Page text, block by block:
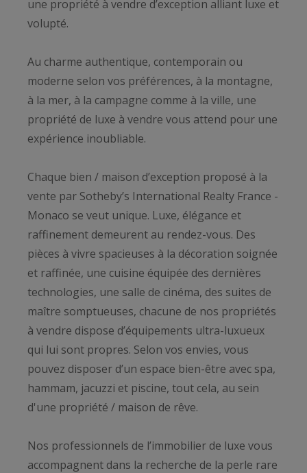
une propriété à vendre d’exception alliant luxe et
volupté.
Au charme authentique, contemporain ou
moderne selon vos préférences, à la montagne,
à la mer, à la campagne comme à la ville, une
propriété de luxe à vendre vous attend pour une
expérience inoubliable.
Chaque bien / maison d’exception proposé à la
vente par Sotheby’s International Realty France -
Monaco se veut unique. Luxe, élégance et
raffinement demeurent au rendez-vous. Des
pièces à vivre spacieuses à la décoration soignée
et raffinée, une cuisine équipée des dernières
technologies, une salle de cinéma, des suites de
maître somptueuses, chacune de nos propriétés
à vendre dispose d’équipements ultra-luxueux
qui lui sont propres. Selon vos envies, vous
pouvez disposer d’un espace bien-être avec spa,
hammam, jacuzzi et piscine, tout cela, au sein
d'une propriété / maison de rêve.
Nos professionnels de l’immobilier de luxe vous
accompagnent dans la recherche de la perle rare